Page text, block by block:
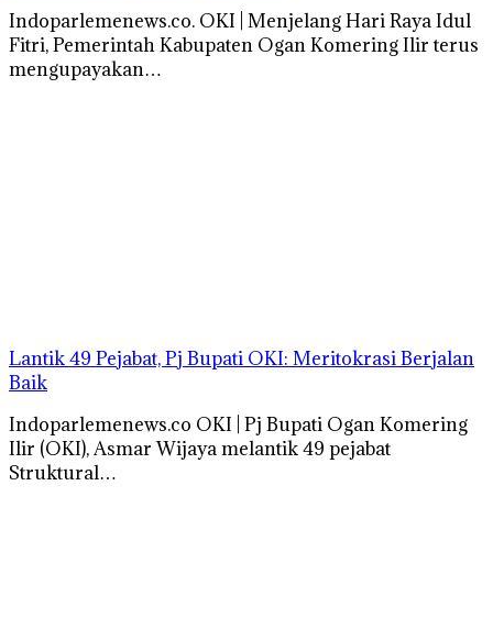
Indoparlemenews.co. OKI | Menjelang Hari Raya Idul
Fitri, Pemerintah Kabupaten Ogan Komering Ilir terus
mengupayakan…
Lantik 49 Pejabat, Pj Bupati OKI: Meritokrasi Berjalan
Baik
Indoparlemenews.co OKI | Pj Bupati Ogan Komering
Ilir (OKI), Asmar Wijaya melantik 49 pejabat
Struktural…